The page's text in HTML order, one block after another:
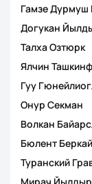
Гамзе Дурмуш
Догукан
Талха Озтюрк
Ялчин
Гуy
Онур Секман
Волкан
Бюлент Беркай
Туранский